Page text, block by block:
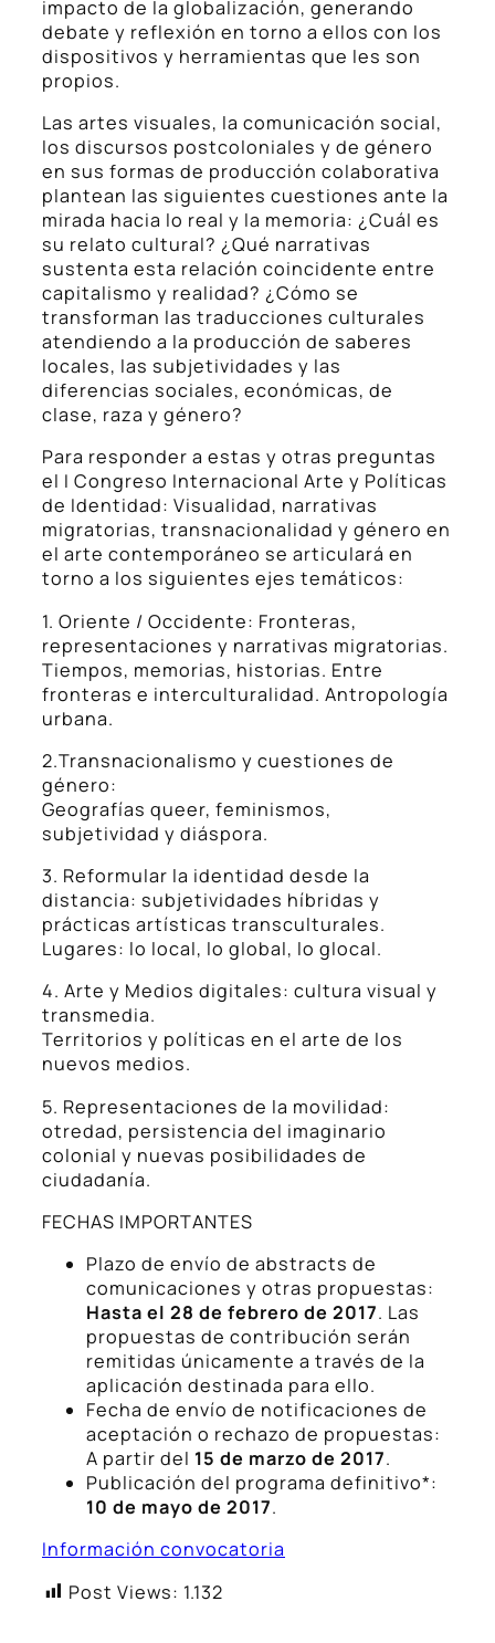
impacto de la globalización, generando
debate y reflexión en torno a ellos con los
dispositivos y herramientas que les son
propios.
Las artes visuales, la comunicación social,
los discursos postcoloniales y de género
en sus formas de producción colaborativa
plantean las siguientes cuestiones ante la
mirada hacia lo real y la memoria: ¿Cuál es
su relato cultural? ¿Qué narrativas
sustenta esta relación coincidente entre
capitalismo y realidad? ¿Cómo se
transforman las traducciones culturales
atendiendo a la producción de saberes
locales, las subjetividades y las
diferencias sociales, económicas, de
clase, raza y género?
Para responder a estas y otras preguntas
el I Congreso Internacional Arte y Políticas
de Identidad: Visualidad, narrativas
migratorias, transnacionalidad y género en
el arte contemporáneo se articulará en
torno a los siguientes ejes temáticos:
1. Oriente / Occidente: Fronteras,
representaciones y narrativas migratorias.
Tiempos, memorias, historias. Entre
fronteras e interculturalidad. Antropología
urbana.
2.Transnacionalismo y cuestiones de
género:
Geografías queer, feminismos,
subjetividad y diáspora.
3. Reformular la identidad desde la
distancia: subjetividades híbridas y
prácticas artísticas transculturales.
Lugares: lo local, lo global, lo glocal.
4. Arte y Medios digitales: cultura visual y
transmedia.
Territorios y políticas en el arte de los
nuevos medios.
5. Representaciones de la movilidad:
otredad, persistencia del imaginario
colonial y nuevas posibilidades de
ciudadanía.
FECHAS IMPORTANTES
Plazo de envío de abstracts de
comunicaciones y otras propuestas:
Hasta el 28 de febrero de 2017. Las
propuestas de contribución serán
remitidas únicamente a través de la
aplicación destinada para ello.
Fecha de envío de notificaciones de
aceptación o rechazo de propuestas:
A partir del 15 de marzo de 2017.
Publicación del programa definitivo*:
10 de mayo de 2017.
Información convocatoria
Post Views: 1.132